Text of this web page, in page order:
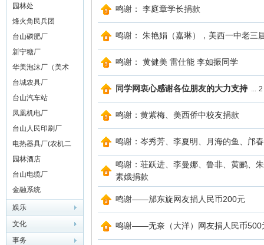
学
网
园林处
烽火角民兵团
台山磷肥厂
新宁糖厂
华美泡沫厂（美术
社）
台城农具厂
台山汽车站
凤凰机电厂
台山人民印刷厂
电热器具厂(农机二
厂)
园林酒店
台山电缆厂
金融系统
娱乐
文化
事务
鸣谢： 李庭章学长捐款
鸣谢： 朱艳娟（嘉琳），美西一中老三
鸣谢： 黄健美 雷仕能 李如振同学
同学网衷心感谢各位朋友的大力支持 ... 2
鸣谢：黄紫梅、美西侨中校友捐款
鸣谢：岑秀芳、李夏明、月海的鱼、邝
鸣谢：荘跃进、李曼娜、鲁非、黄鹂、
素娥捐款
鸣谢——邡东旋网友捐人民币200元
鸣谢——无奈（大洋）网友捐人民币500